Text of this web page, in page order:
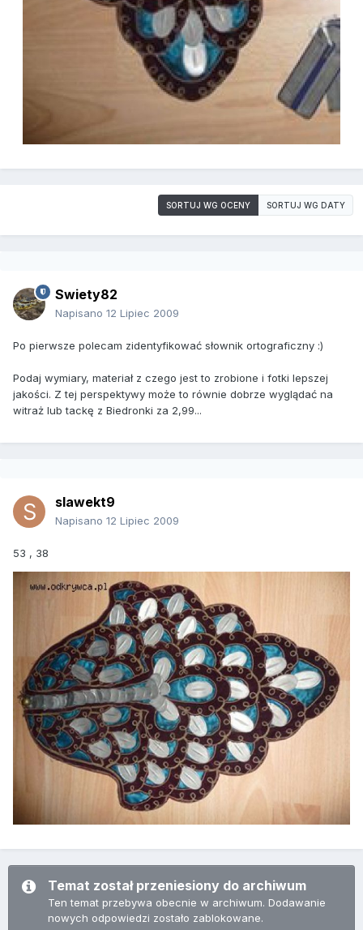
SORTUJ WG OCENY SORTUJ WG DATY
Swiety82
Napisano 12 Lipiec 2009
Po pierwsze polecam zidentyfikować słownik ortograficzny :)
Podaj wymiary, materiał z czego jest to zrobione i fotki lepszej
jakości. Z tej perspektywy może to równie dobrze wyglądać na
witraż lub tackę z Biedronki za 2,99...
slawekt9
Napisano 12 Lipiec 2009
53 , 38
Temat został przeniesiony do archiwum
Ten temat przebywa obecnie w archiwum. Dodawanie
nowych odpowiedzi zostało zablokowane.